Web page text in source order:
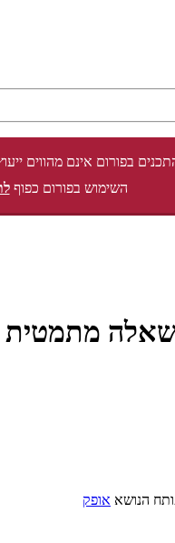
בפורום אינם מהווים
השימוש בפורום כפוף
שאלה מתמטית
הנושא אופק